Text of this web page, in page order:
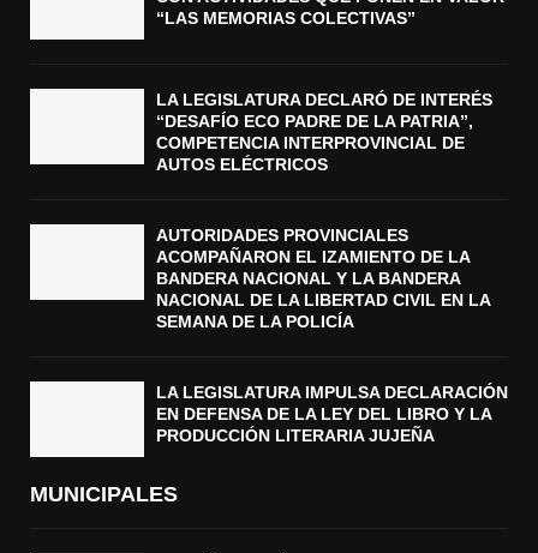
“LAS MEMORIAS COLECTIVAS”
LA LEGISLATURA DECLARÓ DE INTERÉS
“DESAFÍO ECO PADRE DE LA PATRIA”,
COMPETENCIA INTERPROVINCIAL DE
AUTOS ELÉCTRICOS
AUTORIDADES PROVINCIALES
ACOMPAÑARON EL IZAMIENTO DE LA
BANDERA NACIONAL Y LA BANDERA
NACIONAL DE LA LIBERTAD CIVIL EN LA
SEMANA DE LA POLICÍA
LA LEGISLATURA IMPULSA DECLARACIÓN
EN DEFENSA DE LA LEY DEL LIBRO Y LA
PRODUCCIÓN LITERARIA JUJEÑA
MUNICIPALES